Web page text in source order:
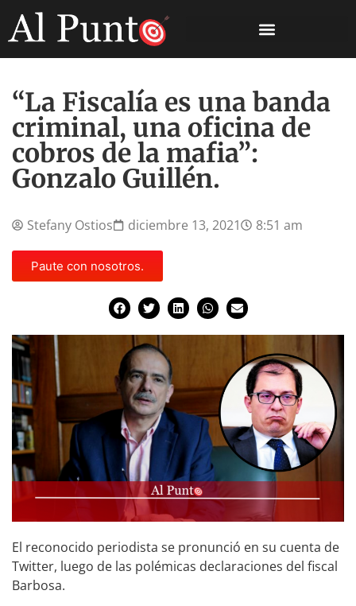
“La Fiscalía es una banda
criminal, una oficina de
cobros de la mafia”:
Gonzalo Guillén.
Stefany Ostios diciembre 13, 2021 8:51 am
Paute con nosotros.
El reconocido periodista se pronunció en su cuenta de
Twitter, luego de las polémicas declaraciones del fiscal
Barbosa.